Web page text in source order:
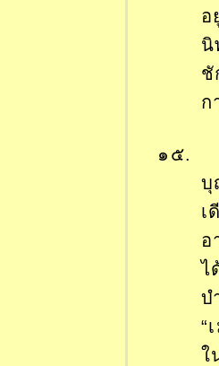
อ
นิ
ชั
ก
๑๕. ก
บุ
เ
อ
ไ
บ
“
ใ